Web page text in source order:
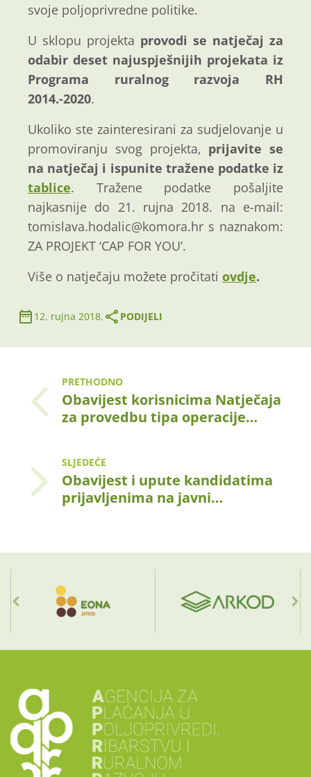
svoje poljoprivredne politike.
U sklopu projekta provodi se natječaj za
odabir deset najuspješnijih projekata iz
Programa ruralnog razvoja RH
2014.-2020.
Ukoliko ste zainteresirani za sudjelovanje u
promoviranju svog projekta, prijavite se
na natječaj i ispunite tražene podatke iz
tablice. Tražene podatke pošaljite
najkasnije do 21. rujna 2018. na e-mail:
tomislava.hodalic@komora.hr s naznakom:
ZA PROJEKT ‘CAP FOR YOU’.
Više o natječaju možete pročitati ovdje.
12. rujna 2018. PODIJELI
PRETHODNO
Obavijest korisnicima Natječaja
za provedbu tipa operacije…
SLJEDEĆE
Obavijest i upute kandidatima
prijavljenima na javni…